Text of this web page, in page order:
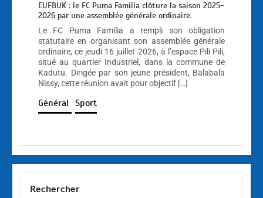
EUFBUK : le FC Puma Familia clôture la saison 2025-
2026 par une assemblée générale ordinaire.
Le FC Puma Familia a rempli son obligation
statutaire en organisant son assemblée générale
ordinaire, ce jeudi 16 juillet 2026, à l’espace Pili Pili,
situé au quartier Industriel, dans la commune de
Kadutu. Dirigée par son jeune président, Balabala
Nissy, cette réunion avait pour objectif […]
Général Sport
Rechercher